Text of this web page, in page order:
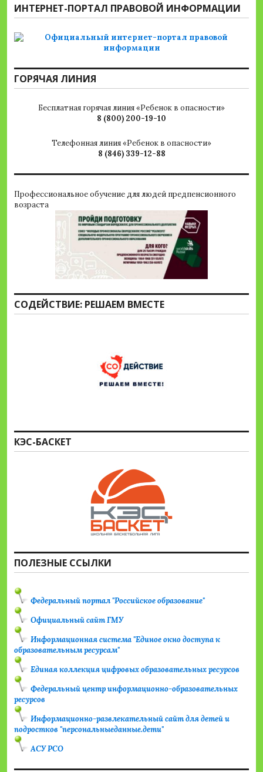
ИНТЕРНЕТ-ПОРТАЛ ПРАВОВОЙ ИНФОРМАЦИИ
ГОРЯЧАЯ ЛИНИЯ
Бесплатная горячая линия «Ребенок в опасности»
8 (800) 200-19-10
Телефонная линия «Ребенок в опасности»
8 (846) 339-12-88
Профессиональное обучение для людей предпенсионного
возраста
СОДЕЙСТВИЕ: РЕШАЕМ ВМЕСТЕ
КЭС-БАСКЕТ
ПОЛЕЗНЫЕ ССЫЛКИ
Федеральный портал "Российское образование"
Официальный сайт ГМУ
Информационная система "Единое окно доступа к
образовательным ресурсам"
Единая коллекция цифровых образовательных ресурсов
Федеральный центр информационно-образовательных
ресурсов
Информационно-развлекательный сайт для детей и
подростков "персональныеданные.дети"
АСУ РСО